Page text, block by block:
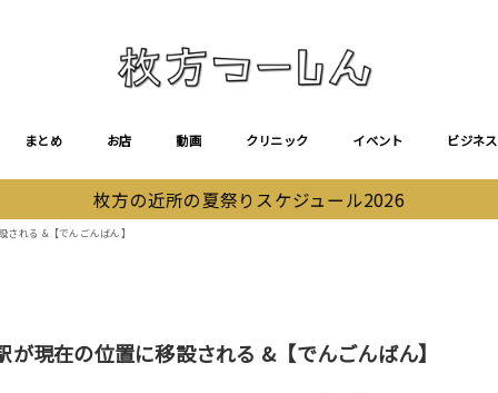
まとめ お店 動画 クリニック イベント ビジネス
枚方の近所の夏祭りスケジュール2026
れる &【でんごんばん】
現在の位置に移設される &【でんごんばん】